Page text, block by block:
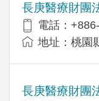
長庚醫療財團
電話：
地址：桃園
長庚醫療財團